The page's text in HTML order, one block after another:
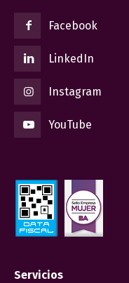
Facebook
LinkedIn
Instagram
YouTube
Servicios